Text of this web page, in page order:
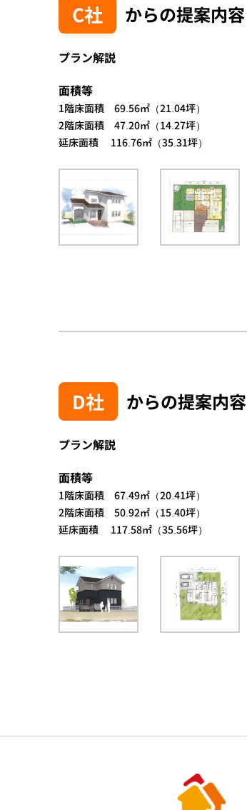
C社 からの提案内容
プラン解説
面積等
1階床面積 69.56㎡（21.04坪）
2階床面積 47.20㎡（14.27坪）
延床面積 116.76㎡（35.31坪）
D社 からの提案内容
プラン解説
面積等
1階床面積 67.49㎡（20.41坪）
2階床面積 50.92㎡（15.40坪）
延床面積 117.58㎡（35.56坪）